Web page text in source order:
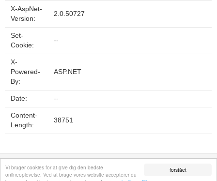
forstået
Vi bruger cookies for at give dig den bedste
onlineoplevelse. Ved at bruge vores website accepterer du
X-AspNet-
Version:
2.0.50727
Set-
Cookie:
--
X-
Powered-
By:
ASP.NET
Date: --
Content-
Length:
38751